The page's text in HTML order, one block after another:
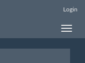
Login
Toggle